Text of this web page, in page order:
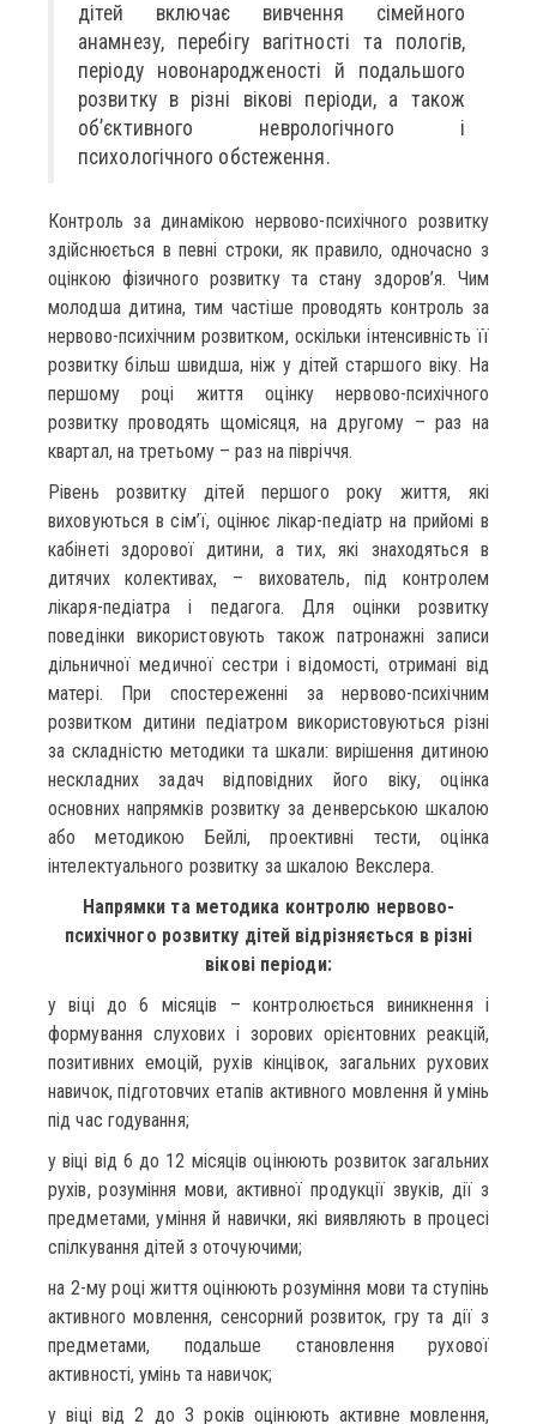
дітей включає вивчення сімейного
анамнезу, перебігу вагітності та пологів,
періоду новонародженості й подальшого
розвитку в різні вікові періоди, а також
об’єктивного неврологічного і
психологічного обстеження.
Контроль за динамікою нервово-психічного розвитку
здійснюється в певні строки, як правило, одночасно з
оцінкою фізичного розвитку та стану здоров’я. Чим
молодша дитина, тим частіше проводять контроль за
нервово-психічним розвитком, оскільки інтенсивність її
розвитку більш швидша, ніж у дітей старшого віку. На
першому році життя оцінку нервово-психічного
розвитку проводять щомісяця, на другому – раз на
квартал, на третьому – раз на півріччя.
Рівень розвитку дітей першого року життя, які
виховуються в сім’ї, оцінює лікар-педіатр на прийомі в
кабінеті здорової дитини, а тих, які знаходяться в
дитячих колективах, – вихователь, під контролем
лікаря-педіатра і педагога. Для оцінки розвитку
поведінки використовують також патронажні записи
дільничної медичної сестри і відомості, отримані від
матері. При спостереженні за нервово-психічним
розвитком дитини педіатром використовуються різні
за складністю методики та шкали: вирішення дитиною
нескладних задач відповідних його віку, оцінка
основних напрямків розвитку за денверською шкалою
або методикою Бейлі, проективні тести, оцінка
інтелектуального розвитку за шкалою Векслера.
Напрямки та методика контролю нервово-
психічного розвитку дітей відрізняється в різні
вікові періоди:
у віці до 6 місяців – контролюється виникнення і
формування слухових і зорових орієнтовних реакцій,
позитивних емоцій, рухів кінцівок, загальних рухових
навичок, підготовчих етапів активного мовлення й умінь
під час годування;
у віці від 6 до 12 місяців оцінюють розвиток загальних
рухів, розуміння мови, активної продукції звуків, дії з
предметами, уміння й навички, які виявляють в процесі
спілкування дітей з оточуючими;
на 2-му році життя оцінюють розуміння мови та ступінь
активного мовлення, сенсорний розвиток, гру та дії з
предметами, подальше становлення рухової
активності, умінь та навичок;
у віці від 2 до 3 років оцінюють активне мовлення,